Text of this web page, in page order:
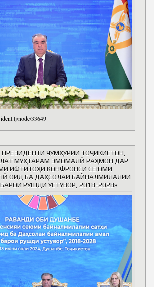
node/33649
ҶУМҲУРИИ ТОҶИКИСТОН,
МУҲТАРАМ ЭМОМАЛӢ РАҲМОН ДАР
ИФТИТОҲИ КОНФРОНСИ СЕЮМИ
ОИД БА ДАҲСОЛАИ БАЙНАЛМИЛАЛИИ
РУШДИ УСТУВОР, 2018-2028»